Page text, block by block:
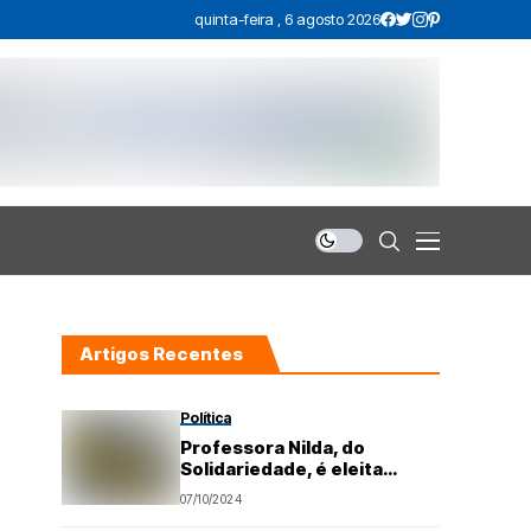
quinta-feira , 6 agosto 2026
Artigos Recentes
Política
Professora Nilda, do
Solidariedade, é eleita
prefeita de Parnamirim
07/10/2024